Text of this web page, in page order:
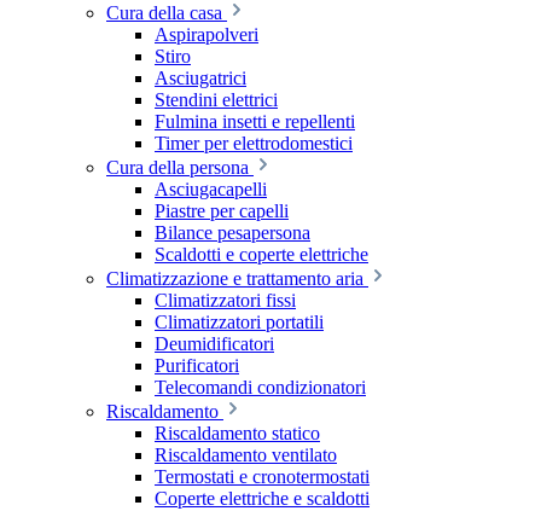
Cura della casa
Aspirapolveri
Stiro
Asciugatrici
Stendini elettrici
Fulmina insetti e repellenti
Timer per elettrodomestici
Cura della persona
Asciugacapelli
Piastre per capelli
Bilance pesapersona
Scaldotti e coperte elettriche
Climatizzazione e trattamento aria
Climatizzatori fissi
Climatizzatori portatili
Deumidificatori
Purificatori
Telecomandi condizionatori
Riscaldamento
Riscaldamento statico
Riscaldamento ventilato
Termostati e cronotermostati
Coperte elettriche e scaldotti